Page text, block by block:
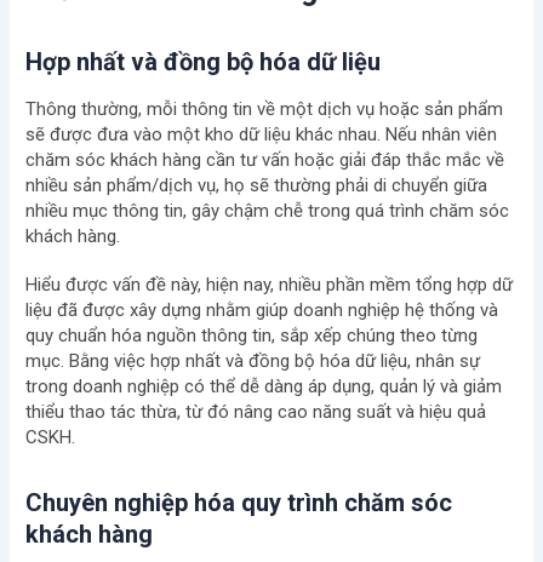
Hợp nhất và đồng bộ hóa dữ liệu
Thông thường, mỗi thông tin về một dịch vụ hoặc sản phẩm
sẽ được đưa vào một kho dữ liệu khác nhau. Nếu nhân viên
chăm sóc khách hàng cần tư vấn hoặc giải đáp thắc mắc về
nhiều sản phẩm/dịch vụ, họ sẽ thường phải di chuyển giữa
nhiều mục thông tin, gây chậm chễ trong quá trình chăm sóc
khách hàng.
Hiểu được vấn đề này, hiện nay, nhiều phần mềm tổng hợp dữ
liệu đã được xây dựng nhằm giúp doanh nghiệp hệ thống và
quy chuẩn hóa nguồn thông tin, sắp xếp chúng theo từng
mục. Bằng việc hợp nhất và đồng bộ hóa dữ liệu, nhân sự
trong doanh nghiệp có thể dễ dàng áp dụng, quản lý và giảm
thiểu thao tác thừa, từ đó nâng cao năng suất và hiệu quả
CSKH.
Chuyên nghiệp hóa quy trình chăm sóc
khách hàng